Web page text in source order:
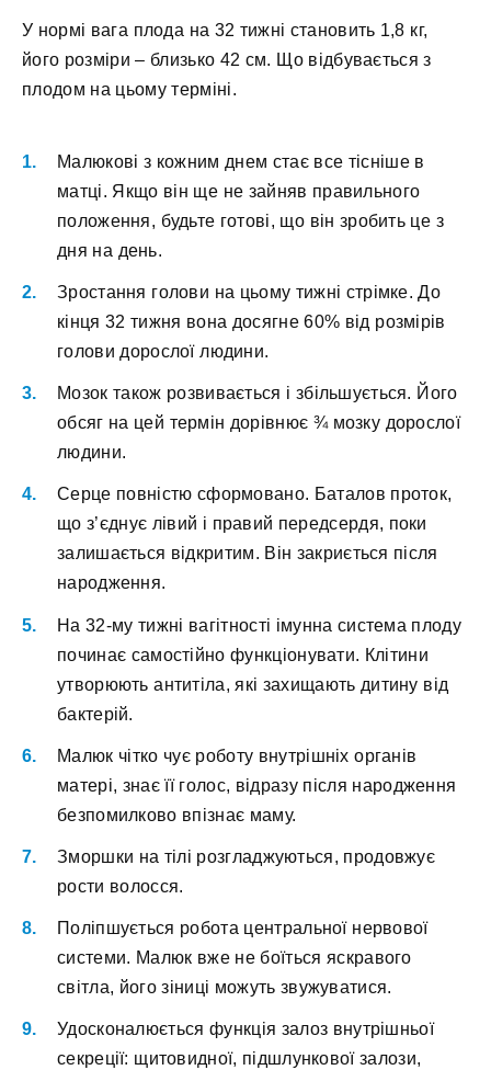
У нормі вага плода на 32 тижні становить 1,8 кг,
його розміри – близько 42 см. Що відбувається з
плодом на цьому терміні.
Малюкові з кожним днем ​​стає все тісніше в
матці. Якщо він ще не зайняв правильного
положення, будьте готові, що він зробить це з
дня на день.
Зростання голови на цьому тижні стрімке. До
кінця 32 тижня вона досягне 60% від розмірів
голови дорослої людини.
Мозок також розвивається і збільшується. Його
обсяг на цей термін дорівнює ¾ мозку дорослої
людини.
Серце повністю сформовано. Баталов проток,
що з’єднує лівий і правий передсердя, поки
залишається відкритим. Він закриється після
народження.
На 32-му тижні вагітності імунна система плоду
починає самостійно функціонувати. Клітини
утворюють антитіла, які захищають дитину від
бактерій.
Малюк чітко чує роботу внутрішніх органів
матері, знає її голос, відразу після народження
безпомилково впізнає маму.
Зморшки на тілі розгладжуються, продовжує
рости волосся.
Поліпшується робота центральної нервової
системи. Малюк вже не боїться яскравого
світла, його зіниці можуть звужуватися.
Удосконалюється функція залоз внутрішньої
секреції: щитовидної, підшлункової залози,